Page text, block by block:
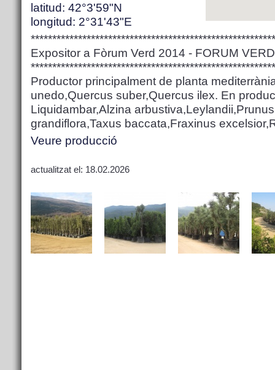
latitud: 42°3'59"N
longitud: 2°31'43"E
Expositor a Fòrum Verd 2014 - FORUM
Productor principalment de planta
unedo,Quercus suber,Quercus ilex. En
Liquidambar,Alzina
grandiflora,Taxus baccata,Fraxinus
Veure producció
actualitzat el: 18.02.2026